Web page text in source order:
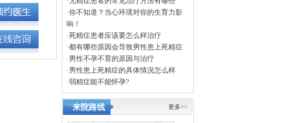
·你不知道？当心环境对你的生育力影
响！
·死精症患者应该要怎么样治疗
·都有哪些原因会导致男性患上死精症
· 男性不孕不育的原因与治疗
· 男性患上死精症的具体情况怎么样
·弱精症能不能怀孕?
来院路线 更多>>